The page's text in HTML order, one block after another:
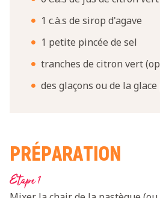
1 c.à.s de sirop d'agave
1 petite pincée de sel
tranches de citron vert
des glaçons ou de la
PRÉPARATION
Etape 1